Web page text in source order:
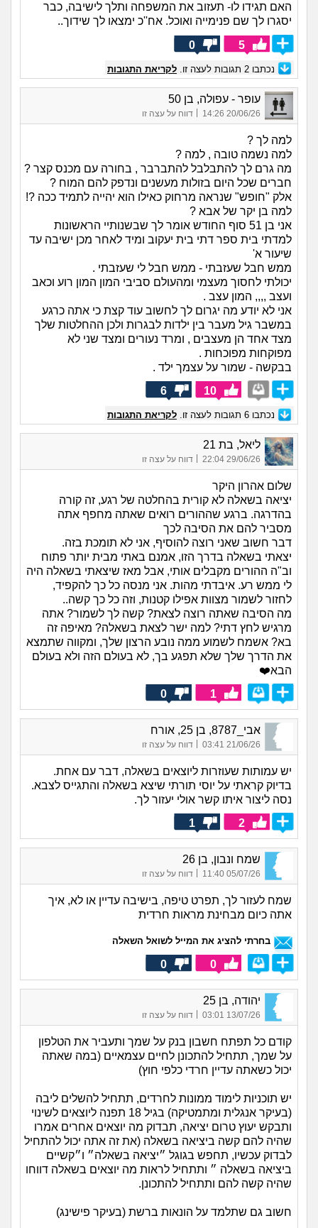
האם תגידו לו- תעזוב את המשפחה ותלך לישיבה, כבר
יסגרו לך שם פנימייה ואוכל. אח''כ ימצאו לך שידוך..
5
0
נכתבו 2 תגובות לעצה זו. לקריאת התגובות
עופר - עפולה, בן 50
20/06/26 14:26
| דווח על עצה זו
למה לך ?
למה נשמה טובה , למה ?
מה גרם לך להתבלבל להתברבר , בחורה עם מכנס קצר ?
חברים שכל היום בזולות מעשנים ונדפק להם המוח ?
אלק "חופש" שנראה מרחוק כאילו הוא יהייה לתמיד ככה ?!
למה בן יקר של אבא ?
אני בן 51 סוף החודש אומר לך שבשנותיי הראשונות
למדתי בית ספר דתי בית יעקוב ומיד לאחר מכן ישיבה עד
שיעור א'
ממש חבל שעזבתי - ממש חבל לי שעזבתי .
יכולתי לחסוך מעצמי ומהעולם סביבי המון המון רוע וכאב
ועצב ,,,, המון עצב .
אני לא יודע מה יגרום לך לחשוב עוד קצת כי אתה כרגע
במשבר גיל מעבר בין ילדות לבגרות ולכן ההחלטות שלך
מצד אחד הן מעצבים , ומרד נעורים ומצד שני לא
מפוקחות מפוכחות .
בבקשה - שמור על עצמך ילד .
10
6
נכתבו 6 תגובות לעצה זו. לקריאת התגובות
ליאל, בת 21
29/06/26 22:04 דווח על עצה זו
שלום אהרון היקר
יציאה בשאלה לא קורית בהחלטה של רגע, זה קורה
בהדרגה. ברגע שההורים רואים שאתה מחפף אתה
מסביר להם את הסיבה לכך
דבר חשוב שאני רוצה להוסיף, אני לא תומכת בזה.
יצאתי בשאלה בדרך הזו, אמנם באתי מבית יותר פתוח
וב"ה ההורים מקבלים אותי, אבל מאז שיצאתי בשאלה היה
לי ממש רע. איבדתי מהות. אני מנסה כל כך להקפיד,
לחזור לשמור מצוות אפילו קטנות, וזה כל כך קשה..
מה הסיבה שאתה רוצה לצאת? קשה לך לשמור? אתה
מרגיש לחץ דתי? למה ישר לצאת בשאלה? מאיפה זה
בא? אשמח לשמוע ממה נובע הרצון שלך, ומקווה שתמצא
את הדרך שלך שלא תפגע בך, לא בעולם הזה ולא בעולם
הבא❤️
1
0
אבי_8787, בן 25, אורח
21/06/26 03:41 דווח על עצה זו
יש עמותות שעוזרות ליוצאים בשאלה, דבר עם אחת.
בדיוק קראתי על יוסי תורתי שיצא בשאלה והתגייס לצבא.
נסה ליצור איתו קשר אולי יעזור לך.
2
1
שמח ונבון, בן 26
05/07/26 11:40 דווח על עצה זו
שמח לעזור לך, תפרט טיפה, בישיבה עדיין או לא, איך
אתה כיום מבחינת מראות חרדית
בחרתי להציג את המייל לשואל השאלה
0
0
יהודה, בן 25
13/07/26 03:01 דווח על עצה זו
קודם כל תפתח חשבון בנק על שמך ותעביר את הטלפון
על שמך, תתחיל להתכונן לחיים עצמאיים (במה שאתה
יכול כשאתה עדיין חרדי כלפי חוץ)
יש תוכניות לימוד ממונות לחרדים, תתחיל להשלים ליבה
(בעיקר אנגלית ומתמטיקה) בגיל 18 תפנה ליוצאים לשינוי
ותבקש יעוץ טרום יציאה, תבדוק מה יוצאים אחרים אמרו
שהיה להם קשה ביציאה בשאלה (את זה אתה יכול להתחיל
לבדוק עכשיו, תחפש בגוגל ״יציאה בשאלה״ ו״קשיים
ביציאה בשאלה ״ ותתחיל לראות מה יוצאים בשאלה דווחו
שהיה קשה להם ותתחיל להתכונן.
חשוב גם שתלמד על הונאות ברשת (בעיקר פישינג)